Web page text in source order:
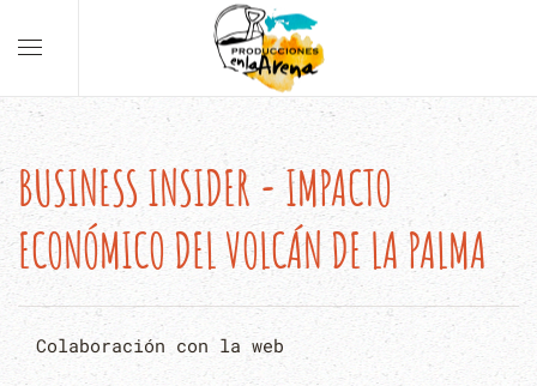
BUSINESS INSIDER - IMPACTO
ECONÓMICO DEL VOLCÁN DE LA PALMA
Colaboración con la web